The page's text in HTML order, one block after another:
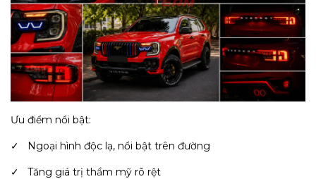
Ưu điểm nổi bật:
✓ Ngoại hình độc lạ, nổi bật trên đường
✓ Tăng giá trị thẩm mỹ rõ rệt